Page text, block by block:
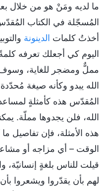
ما لديه ومَنْ هو من خلال
المُسجّلة في الكتاب
أخذتُ كلمات الدينونة
اليوم كي أجعلك تعرفه
مملٌّ ومضجر للغاية،
الله يبدو وكأنه صيغة
المُقدّس هذه كأمثلةٍ
الله، فلن يجدوها مملّة.
هذه الأمثلة، فإن تفاصيل
الوقت – أي مزاجه أو
قيلت للناس بلغةٍ
لهم بأن يقدّروا ويشعروا